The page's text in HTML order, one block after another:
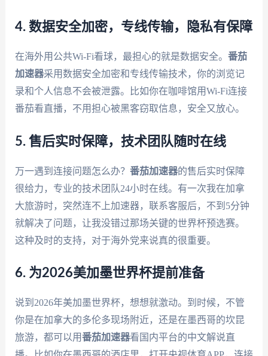
4. 数据安全加密，专线传输，隐私有保障
在海外用公共Wi-Fi看球，最担心的就是数据安全。 番茄
加速器采用数据安全加密和专线传输技术，你的浏览记
录和个人信息不会被泄露。比如你在咖啡馆用Wi-Fi连接
番茄看直播，不用担心被黑客窃取信息，安全又放心。
5. 售后实时保障，技术团队随时在线
万一遇到连接问题怎么办？ 番茄加速器的售后实时保障
很给力，专业的技术团队24小时在线。有一次我在加拿
大旅游时，突然连不上加速器，联系客服后，不到5分钟
就解决了问题，让我没错过那场关键的世界杯预选赛。
这种及时的支持，对于海外党来说真的很重要。
6. 为2026美加墨世界杯提前准备
说到2026年美加墨世界杯，想想就激动。到时候，不管
你是在加拿大的多伦多现场附近，还是在墨西哥的坎昆
旅游，都可以用番茄加速器看国内平台的中文解说直